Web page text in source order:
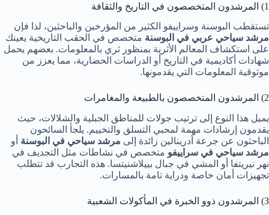
1) المرشدون المتخصصون في التاريخ والثقافة
تستقطب البوسنة وسراييفو الكثير من المؤرخين والباحثين، لذا فإن
مرشد سياحي عربي في البوسنة متخصص في الحقب التاريخية يعينك
على استكشاف المعالم الأثرية بمنظور ثري بالمعلومات. بعضهم يحمل
شهادات أكاديمية في التاريخ أو الدراسات الحضارية، مما يعزز من
موثوقية المعلومات التي يقدمونها.
2) المرشدون المتخصصون بالطبيعة والمغامرات
يميل هذا النوع إلى ترتيب جولات للمناطق الجبلية والشلالات، حيث
يقدمون إرشادات مهمة لمحبي التسلق والتخييم. يلجأ السائحون
الباحثون عن جرعة أدرينالين زائدة إلى مرشد سياحي في البوسنة أو
مرشد سياحي في سراييفو متخصص في نشاطات مثل التجديف في
نهر نيريتفا أو المشي في جبال بييلاشنيتسا. هذه التجارب قد تتطلب
تجهيزات أمان خاصة ودراية تامة بالمسارات.
3) المرشدون ذوو الخبرة في المأكولات الشعبية